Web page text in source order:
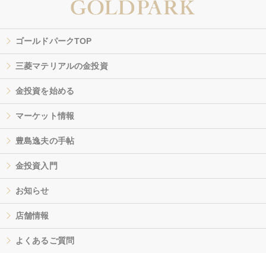
ゴールドパークTOP
三菱マテリアルの金投資
金投資を始める
マーケット情報
豊島逸夫の手帖
金投資入門
お知らせ
店舗情報
よくあるご質問